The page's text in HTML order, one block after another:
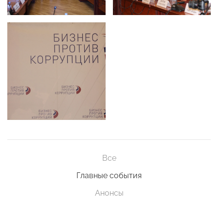
Все
Главные события
Анонсы